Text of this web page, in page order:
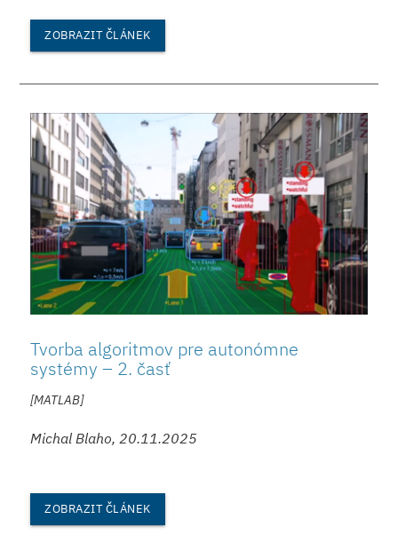
ZOBRAZIT ČLÁNEK
Tvorba algoritmov pre autonómne
systémy – 2. časť
[MATLAB]
Michal Blaho, 20.11.2025
ZOBRAZIT ČLÁNEK